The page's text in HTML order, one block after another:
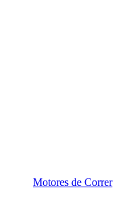
Motores de Correr